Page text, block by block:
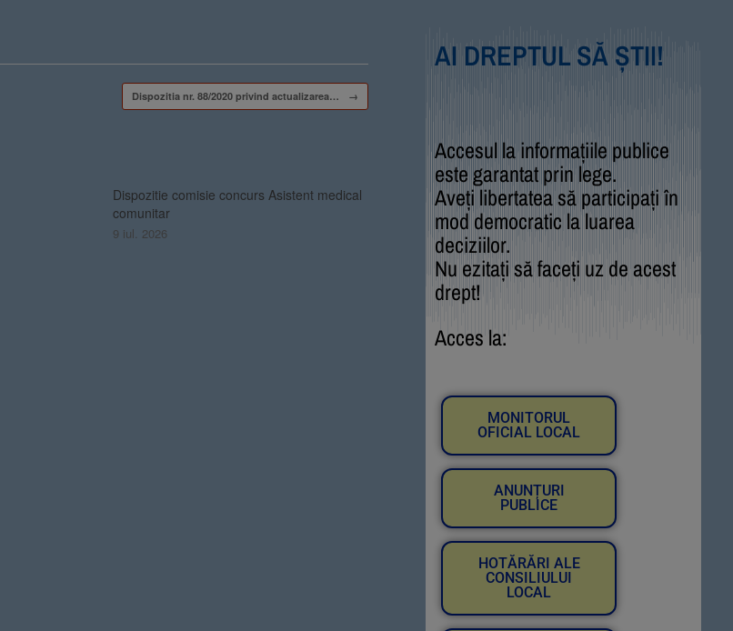
Dispozitia nr. 88/2020 privind actualizarea… →
Dispozitie comisie concurs Asistent medical
comunitar
9 iul. 2026
AI DREPTUL SĂ ȘTII!
Accesul la informațiile publice
este garantat prin lege.
Aveți libertatea să participați în
mod democratic la luarea
deciziilor.
Nu ezitați să faceți uz de acest
drept!
Acces la:
MONITORUL
OFICIAL LOCAL
ANUNȚURI
PUBLICE
HOTĂRĂRI ALE
CONSILIULUI
LOCAL